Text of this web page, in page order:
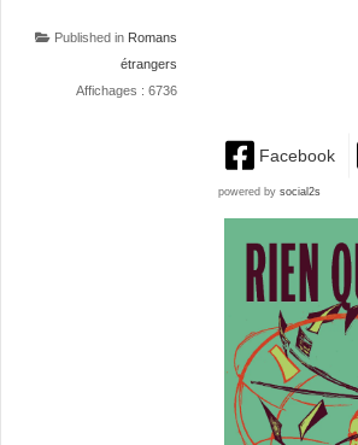
Published in Romans
étrangers
Affichages : 6736
Facebook
powered by social2s